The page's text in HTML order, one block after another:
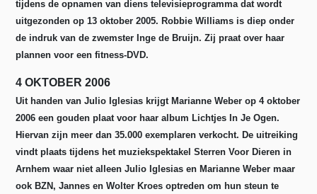
tijdens de opnamen van diens televisieprogramma dat wordt
uitgezonden op 13 oktober 2005. Robbie Williams is diep onder
de indruk van de zwemster Inge de Bruijn. Zij praat over haar
plannen voor een fitness-DVD.
4 OKTOBER 2006
Uit handen van Julio Iglesias krijgt Marianne Weber op 4 oktober
2006 een gouden plaat voor haar album Lichtjes In Je Ogen.
Hiervan zijn meer dan 35.000 exemplaren verkocht. De uitreiking
vindt plaats tijdens het muziekspektakel Sterren Voor Dieren in
Arnhem waar niet alleen Julio Iglesias en Marianne Weber maar
ook BZN, Jannes en Wolter Kroes optreden om hun steun te